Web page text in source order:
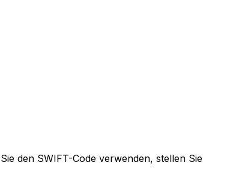
den SWIFT-Code verwenden, stellen Sie